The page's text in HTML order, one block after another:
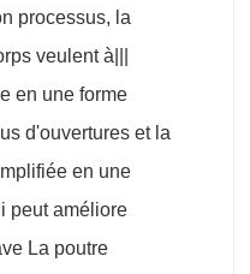
processus, la
veulent à|||
en une forme
d'ouvertures et la
en une
peut améliore
La poutre